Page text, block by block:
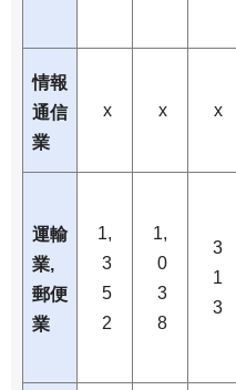
情報
通信
業
x x x
運輸
業,
郵便
業
1,
3
5
2
1,
0
3
8
3
1
3